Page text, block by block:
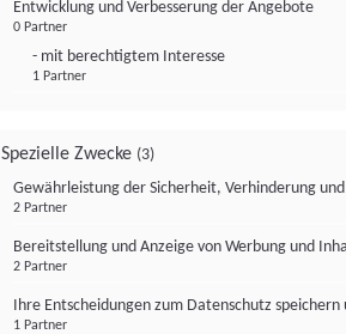
Entwicklung und Verbesserung der Angebote
0 Partner
- mit berechtigtem Interesse
1 Partner
Spezielle Zwecke (3)
Gewährleistung der Sicherheit, Verhinderung
2 Partner
Bereitstellung und Anzeige von Werbung und
2 Partner
Ihre Entscheidungen zum Datenschutz
1 Partner